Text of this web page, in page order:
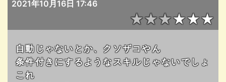
2021年10月16日 17:46
★★★★★★
自動じゃないとか、クソザコやん
条件付きにするようなスキルじゃないでしょ
これ